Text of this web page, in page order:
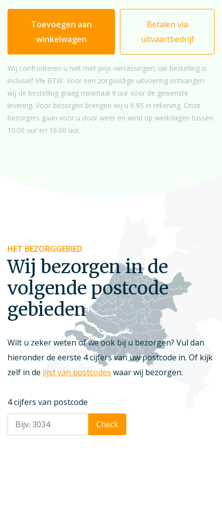
verheven!
Toevoegen aan
winkelwagen
Betalen via
uitvaartbedrijf
Wij confronteren u niet met prijs-verrassingen; uw bestelling is
inclusief 9% BTW. Voor een zorgvuldige uitvoering ontvangen
wij de bestelling graag minimaal 9 uur voor de gewenste
levering. Voor bezorgen brengen wij u 6.95 in rekening. Onze
bezorgers gaan voor u door weer en wind op werkdagen tussen
10:00 uur en 16:00 uur.
HET BEZORGGEBIED
Wij bezorgen in de
volgende postcode
gebieden
Wilt u zeker weten of we ook bij u bezorgen? Vul dan
hieronder de eerste 4 cijfers van uw postcode in. Of kijk
zelf in de lijst van postcodes waar wij bezorgen.
4 cijfers van postcode
Check